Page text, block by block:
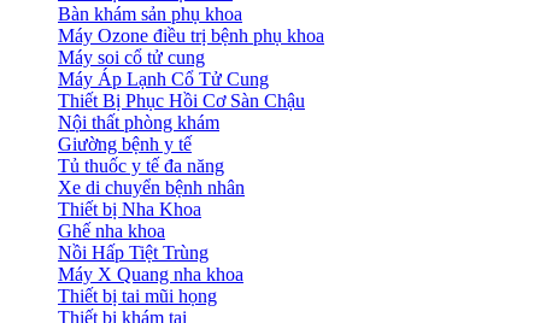
Bàn khám sản phụ khoa
Máy Ozone điều trị bệnh phụ khoa
Máy soi cổ tử cung
Máy Áp Lạnh Cổ Tử Cung
Thiết Bị Phục Hồi Cơ Sàn Chậu
Nội thất phòng khám
Giường bệnh y tế
Tủ thuốc y tế đa năng
Xe di chuyển bệnh nhân
Thiết bị Nha Khoa
Ghế nha khoa
Nồi Hấp Tiệt Trùng
Máy X Quang nha khoa
Thiết bị tai mũi họng
Thiết bị khám tai